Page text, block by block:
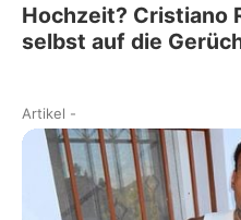
Hochzeit? Cristiano
selbst auf die
Artikel -